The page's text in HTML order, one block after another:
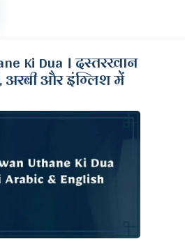
Ki Dua । दस्तरखान
अरबी और इंग्लिश में